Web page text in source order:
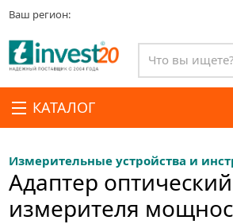
Ваш регион:
КАТАЛОГ
Измерительные устройства и
Адаптер
измерителя